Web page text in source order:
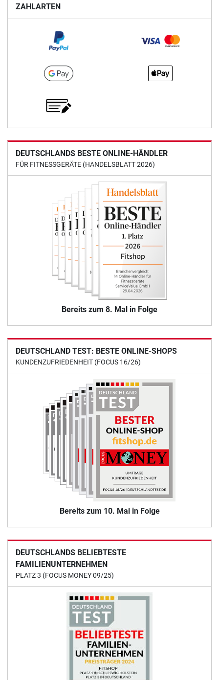
ZAHLARTEN
DEUTSCHLANDS BESTE ONLINE-HÄNDLER
FÜR FITNESSGERÄTE (HANDELSBLATT 2026)
Bereits zum 8. Mal in Folge
DEUTSCHLAND TEST: BESTE ONLINE-SHOPS
KUNDENZUFRIEDENHEIT (FOCUS 16/26)
Bereits zum 10. Mal in Folge
DEUTSCHLANDS BELIEBTESTE
FAMILIENUNTERNEHMEN
PLATZ 3 (FOCUS MONEY 09/25)